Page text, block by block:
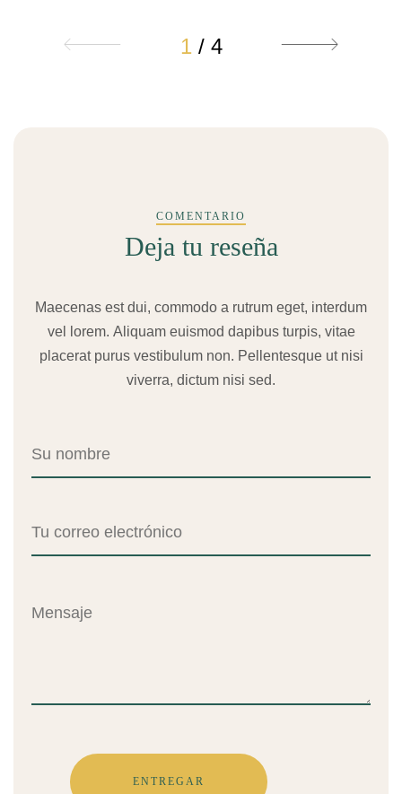
1/ 4
COMENTARIO
Deja tu reseña
Maecenas est dui, commodo a rutrum eget, interdum
vel lorem. Aliquam euismod dapibus turpis, vitae
placerat purus vestibulum non. Pellentesque ut nisi
viverra, dictum nisi sed.